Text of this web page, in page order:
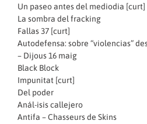
Un paseo antes del mediodia [curt]
La sombra del fracking
Fallas 37 [curt]
Autodefensa: sobre “violencias”
– Dijous 16 maig
Black Block
Impunitat [curt]
Del poder
Anál-isis callejero
Antifa – Chasseurs de Skins